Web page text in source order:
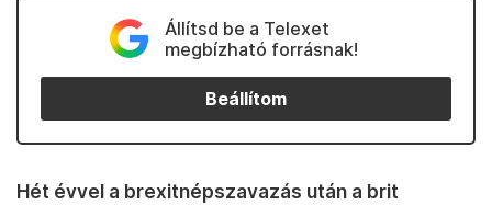
Állítsd be a Telexet
megbízható forrásnak!
Beállítom
Hét évvel a brexitnépszavazás után a brit